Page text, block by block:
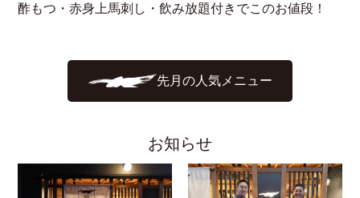
酢もつ・赤身上馬刺し・飲み放題付きでこのお値段！
先月の人気メニュー
お知らせ